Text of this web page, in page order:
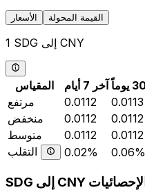
الأسعار القيمة المحولة
1 SDG إلى CNY
المقياس آخر 7 أيام
مرتفع
0.0112 0.0113
منخفض
0.0112 0.0112
متوسط
0.0112 0.0112
التقلب
0.02% 0.06%
SDG إلى CNY الإحصائيات